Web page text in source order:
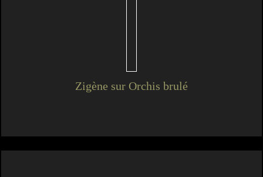
Zigène sur Orchis brulé